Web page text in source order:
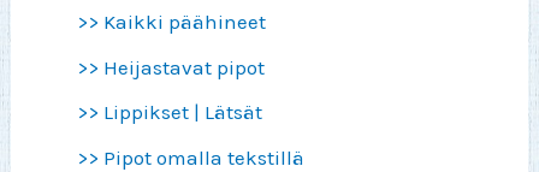
>> Kaikki päähineet
>> Heijastavat pipot
>> Lippikset | Lätsät
>> Pipot omalla tekstillä